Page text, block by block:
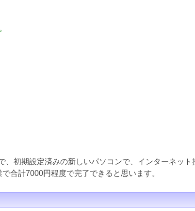
、初期設定済みの新しいパソコンで、インターネッ
合計7000円程度で完了できると思います。